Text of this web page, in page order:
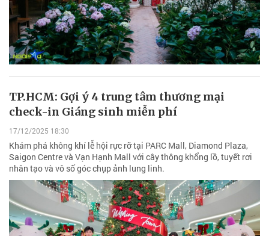
TP.HCM: Gợi ý 4 trung tâm thương mại
check-in Giáng sinh miễn phí
17/12/2025 18:30
Khám phá không khí lễ hội rực rỡ tại PARC Mall, Diamond Plaza,
Saigon Centre và Vạn Hạnh Mall với cây thông khổng lồ, tuyết rơi
nhân tạo và vô số góc chụp ảnh lung linh.